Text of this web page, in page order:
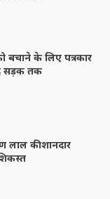
के लिए पत्रकार
सड़क तक
लाल की शानदार